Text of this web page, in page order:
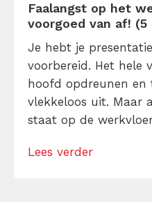
Faalangst op het
voorgoed van af!
Je hebt je
voorbereid. Het hele
hoofd opdreunen
vlekkeloos uit. Maar
staat op de
Winfrey en Albert
Lees verder